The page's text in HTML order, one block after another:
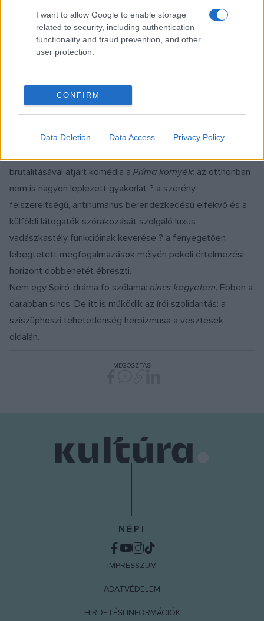
I want to allow Google to enable storage
related to security, including authentication
functionality and fraud prevention, and other
user protection.
CONFIRM
Data Deletion Data Access Privacy Policy
szóhoz. Nem feltétlenül lenne szükséges, hogy a beszélő
név közvetlen magyarázatot kapjon; néhány ismétlés is
kigyomlálható.
annyira, hogy a mindenkori színészeknek jellem- és játszási
ajánlatokat tegyenek (tehát az új mű is
megkülönböztetést az 1986-osA közép-kelet európai
brutalitásával átjárt komédia a Príma környék: az otthonban
nem is nagyon leplezett gyakorlat ? a szerény
felszereltségű, antihumánus berendezkedésű elfekvő és a
külföldi látogatók szórakozását szolgáló luxus
vadászkastély funkcióinak keverése ? a fenyegetően
lebegtetett megfogalmazások mélyén pokoli értelmezési
horizont döbbenetét ébreszti.
Nem egy Spiró-dráma fő szólama: nincs kegyelem. Ebben a
darabban sincs. De itt is működik az írói szolidaritás: a
sziszüphoszi tehetetlenség heroizmusa a vesztesek
oldalán.
MEGOSZTÁS
NÉPI
IMPRESSZUM
ADATVÉDELEM
HIRDETÉSI INFORMÁCIÓK